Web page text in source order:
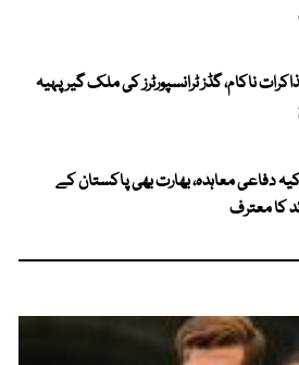
ناکام، گڈز ٹرانسپورٹرز کی ملک گیر پہیہ
دفاعی معاہدہ، بھارت بھی پاکستان کے
کا معترف